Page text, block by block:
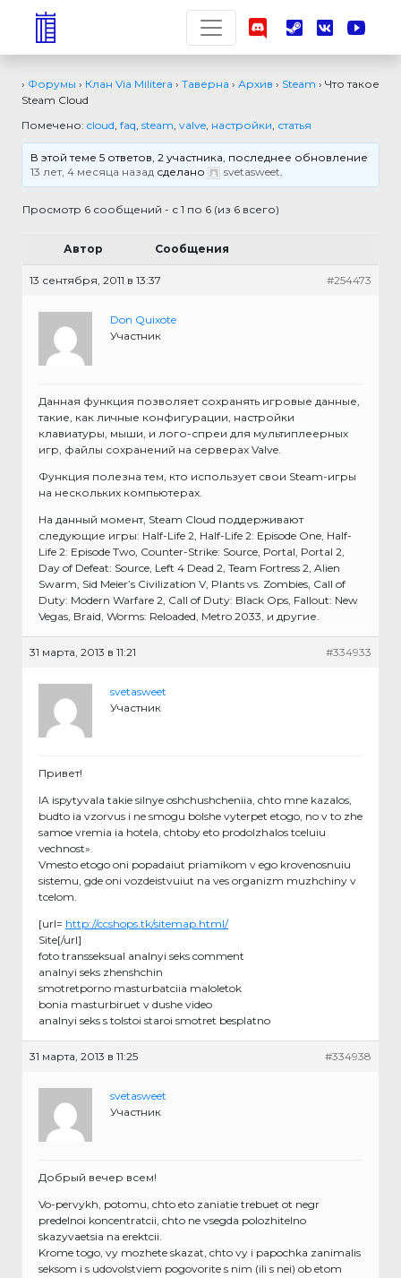
› Форумы › Клан Via Militera › Таверна › Архив › Steam › Что такое
Steam Cloud
Помечено: cloud, faq, steam, valve, настройки, статья
В этой теме 5 ответов, 2 участника, последнее обновление
13 лет, 4 месяца назад сделано svetasweet.
Просмотр 6 сообщений - с 1 по 6 (из 6 всего)
Автор Сообщения
13 сентября, 2011 в 13:37 #254473
Don Quixote
Участник
Данная функция позволяет сохранять игровые данные,
такие, как личные конфигурации, настройки
клавиатуры, мыши, и лого-спреи для мультиплеерных
игр, файлы сохранений на серверах Valve.
Функция полезна тем, кто использует свои Steam-игры
на нескольких компьютерах.
На данный момент, Steam Cloud поддерживают
следующие игры: Half-Life 2, Half-Life 2: Episode One, Half-
Life 2: Episode Two, Counter-Strike: Source, Portal, Portal 2,
Day of Defeat: Source, Left 4 Dead 2, Team Fortress 2, Alien
Swarm, Sid Meier’s Civilization V, Plants vs. Zombies, Call of
Duty: Modern Warfare 2, Call of Duty: Black Ops, Fallout: New
Vegas, Braid, Worms: Reloaded, Metro 2033, и другие.
31 марта, 2013 в 11:21 #334933
svetasweet
Участник
Привет!
IA ispytyvala takie silnye oshchushcheniia, chto mne kazalos,
budto ia vzorvus i ne smogu bolshe vyterpet etogo, no v to zhe
samoe vremia ia hotela, chtoby eto prodolzhalos tceluiu
vechnost».
Vmesto etogo oni popadaiut priamikom v ego krovenosnuiu
sistemu, gde oni vozdeistvuiut na ves organizm muzhchiny v
tcelom.
[url= http://ccshops.tk/sitemap.html/
Site[/url]
foto transseksual analnyi seks comment
analnyi seks zhenshchin
smotretporno masturbatciia maloletok
bonia masturbiruet v dushe video
analnyi seks s tolstoi staroi smotret besplatno
31 марта, 2013 в 11:25 #334938
svetasweet
Участник
Добрый вечер всем!
Vo-pervykh, potomu, chto eto zaniatie trebuet ot negr
predelnoi koncentratcii, chto ne vsegda polozhitelno
skazyvaetsia na erektcii.
Krome togo, vy mozhete skazat, chto vy i papochka zanimalis
seksom i s udovolstviem pogovorite s nim (ili s nei) ob etom